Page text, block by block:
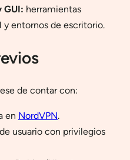
GUI: herramientas
entornos de escritorio.
de contar con:
en NordVPN.
usuario con privilegios